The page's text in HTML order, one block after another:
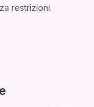
restrizioni.